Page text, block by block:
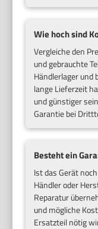
Wie hoch sind
Vergleiche den
und gebrauchte
Händlerlager und
lange Lieferzeit
und günstiger
Garantie bei
Besteht ein
Ist das Gerät
Händler oder
Reparatur
und mögliche
Ersatzteil nötig